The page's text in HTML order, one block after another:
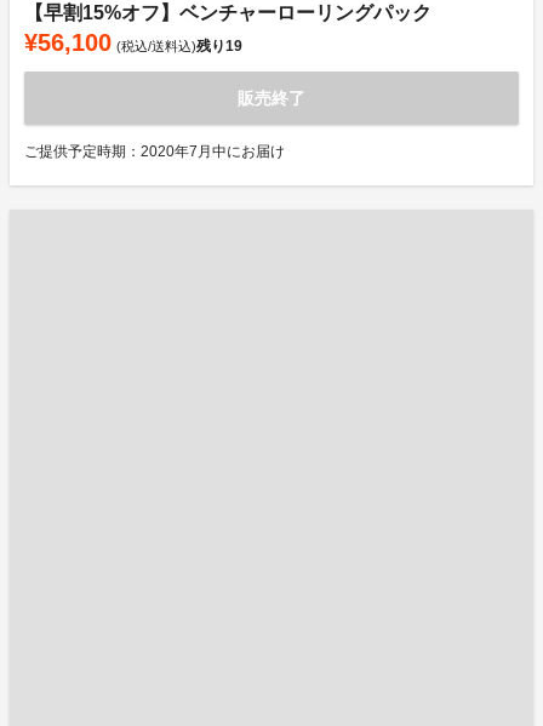
【早割15%オフ】ベンチャーローリングパック
¥56,100 (税込/送料込)残り19
販売終了
ご提供予定時期：2020年7月中にお届け